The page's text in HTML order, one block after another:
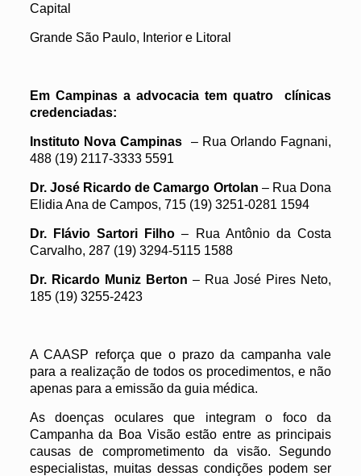
Capital
Grande São Paulo, Interior e Litoral
Em Campinas a advocacia tem quatro clínicas
credenciadas:
Instituto Nova Campinas – Rua Orlando Fagnani,
488 (19) 2117-3333 5591
Dr. José Ricardo de Camargo Ortolan – Rua Dona
Elidia Ana de Campos, 715 (19) 3251-0281 1594
Dr. Flávio Sartori Filho – Rua Antônio da Costa
Carvalho, 287 (19) 3294-5115 1588
Dr. Ricardo Muniz Berton – Rua José Pires Neto,
185 (19) 3255-2423
A CAASP reforça que o prazo da campanha vale
para a realização de todos os procedimentos, e não
apenas para a emissão da guia médica.
As doenças oculares que integram o foco da
Campanha da Boa Visão estão entre as principais
causas de comprometimento da visão. Segundo
especialistas, muitas dessas condições podem ser